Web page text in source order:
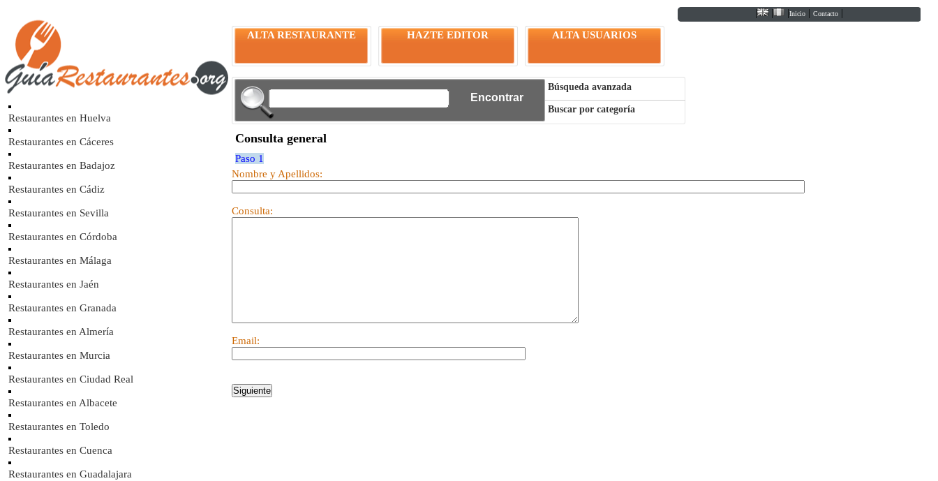
| | |Inicio | Contacto |
Restaurantes en Huelva
Restaurantes en Cáceres
Restaurantes en Badajoz
Restaurantes en Cádiz
Restaurantes en Sevilla
Restaurantes en Córdoba
Restaurantes en Málaga
Restaurantes en Jaén
Restaurantes en Granada
Restaurantes en Almería
Restaurantes en Murcia
Restaurantes en Ciudad Real
Restaurantes en Albacete
Restaurantes en Toledo
Restaurantes en Cuenca
Restaurantes en Guadalajara
ALTA RESTAURANTE HAZTE EDITOR ALTA USUARIOS
Búsqueda avanzada
Buscar por categoría
Consulta general
Paso 1
Nombre y Apellidos:
Consulta:
Email: